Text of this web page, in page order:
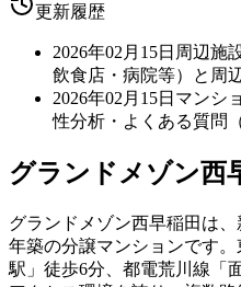
更新履歴
2026年02月15日 周辺施
飲食店・病院等）と周
2026年02月15日 マンシ
性分析・よくある質問
グランドメゾン西
グランドメゾン西早稲田は
年築の分譲マンションです
駅」徒歩6分、都電荒川線「